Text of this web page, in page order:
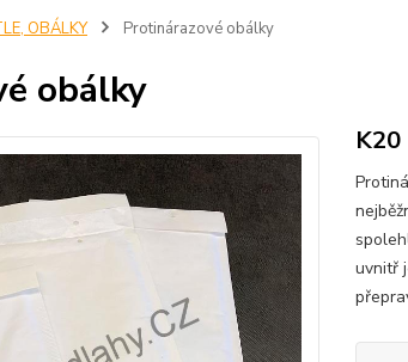
OBÁLKY Protinárazové obálky
obálky
K20
uvnitř